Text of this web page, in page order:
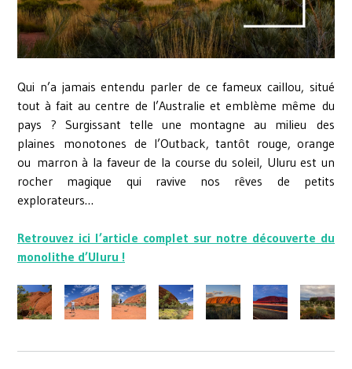
Qui n’a jamais entendu parler de ce fameux caillou, situé
tout à fait au centre de l’Australie et emblème même du
pays ? Surgissant telle une montagne au milieu des
plaines monotones de l’Outback, tantôt rouge, orange
ou marron à la faveur de la course du soleil, Uluru est un
rocher magique qui ravive nos rêves de petits
explorateurs…
Retrouvez ici l’article complet sur notre découverte du
monolithe d’Uluru !